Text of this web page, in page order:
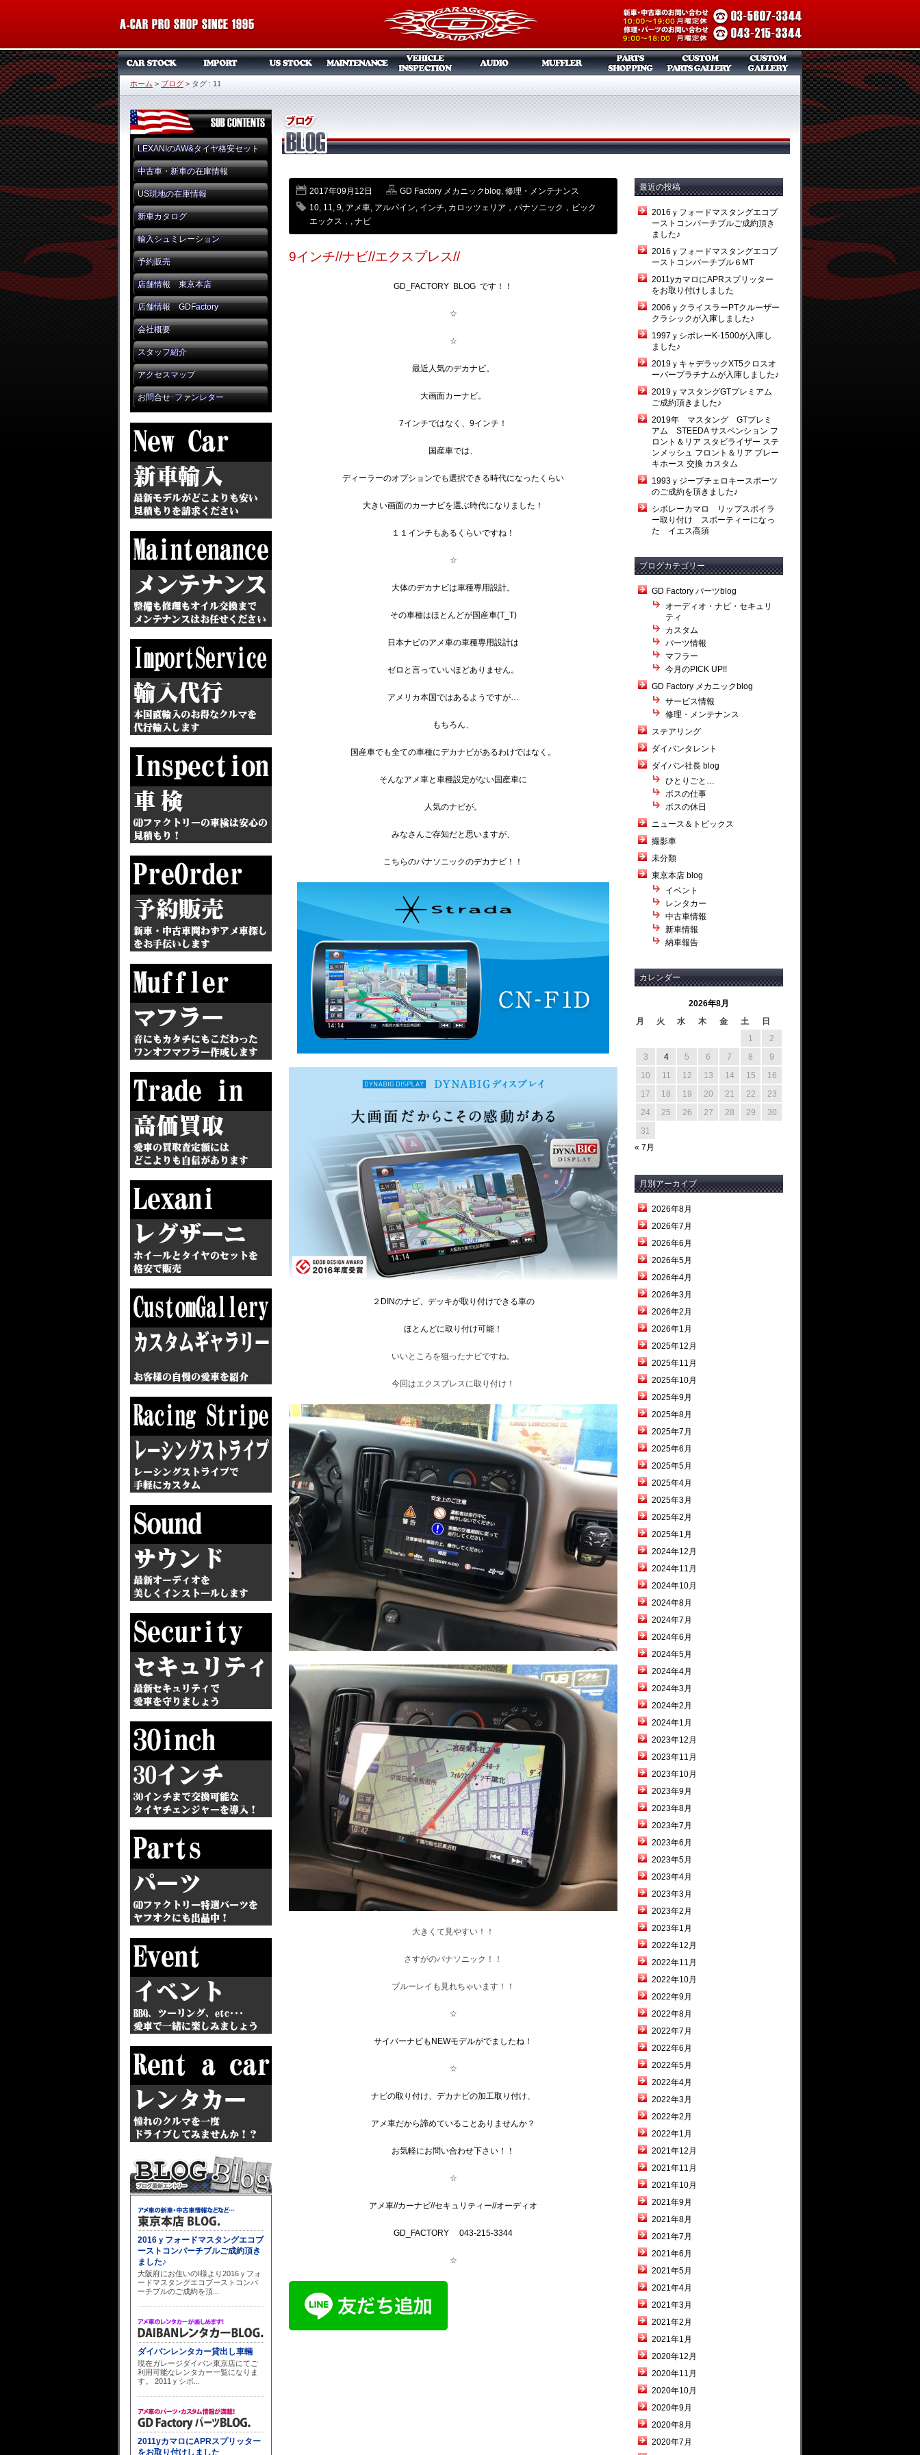
ホーム > ブログ > タグ : 11
LEXANIのAW&タイヤ格安セット
中古車・新車の在庫情報
US現地の在庫情報
新車カタログ
輸入シュミレーション
予約販売
店舗情報 東京本店
店舗情報 GDFactory
会社概要
スタッフ紹介
アクセスマップ
お問合せ･ファンレター
2017年09月12日 GD Factory メカニックblog, 修理・メンテナンス
10, 11, 9, アメ車, アルパイン, インチ, カロッツェリア，パナソニック，ビック
エックス， , ナビ
9インチ//ナビ//エクスプレス//
GD_FACTORY BLOG です！！
☆
☆
最近人気のデカナビ。
大画面カーナビ。
7インチではなく、9インチ！
国産車では、
ディーラーのオプションでも選択できる時代になったくらい
大きい画面のカーナビを選ぶ時代になりました！
１１インチもあるくらいですね！
☆
大体のデカナビは車種専用設計。
その車種はほとんどが国産車(T_T)
日本ナビのアメ車の車種専用設計は
ゼロと言っていいほどありません。
アメリカ本国ではあるようですが…
もちろん、
国産車でも全ての車種にデカナビがあるわけではなく。
そんなアメ車と車種設定がない国産車に
人気のナビが。
みなさんご存知だと思いますが、
こちらのパナソニックのデカナビ！！
２DINのナビ、デッキが取り付けできる車の
ほとんどに取り付け可能！
いいところを狙ったナビですね。
今回はエクスプレスに取り付け！
大きくて見やすい！！
さすがのパナソニック！！
ブルーレイも見れちゃいます！！
☆
サイバーナビもNEWモデルがでましたね！
☆
ナビの取り付け、デカナビの加工取り付け、
アメ車だから諦めていることありませんか？
お気軽にお問い合わせ下さい！！
☆
アメ車//カーナビ//セキュリティー//オーディオ
GD_FACTORY 043-215-3344
☆
最近の投稿
2016ｙフォードマスタングエコブ
ーストコンバーチブルご成約頂き
ました♪
2016ｙフォードマスタングエコブ
ーストコンバーチブル６MT
2011yカマロにAPRスプリッター
をお取り付けしました
2006ｙクライスラーPTクルーザー
クラシックが入庫しました♪
1997ｙシボレーK-1500が入庫し
ました♪
2019ｙキャデラックXT5クロスオ
ーバープラチナムが入庫しました♪
2019ｙマスタングGTプレミアム
ご成約頂きました♪
2019年 マスタング GTプレミ
アム STEEDA サスペンション フ
ロント＆リア スタビライザー ステ
ンメッシュ フロント＆リア ブレー
キホース 交換 カスタム
1993ｙジープチェロキースポーツ
のご成約を頂きました♪
シボレーカマロ リップスポイラ
ー取り付け スポーティーになっ
た イエス高須
ブログカテゴリー
GD Factory パーツblog
オーディオ・ナビ・セキュリ
ティ
カスタム
パーツ情報
マフラー
今月のPICK UP!!
GD Factory メカニックblog
サービス情報
修理・メンテナンス
ステアリング
ダイバンタレント
ダイバン社長 blog
ひとりごと…
ボスの仕事
ボスの休日
ニュース＆トピックス
撮影車
未分類
東京本店 blog
イベント
レンタカー
中古車情報
新車情報
納車報告
カレンダー
2026年8月
月
火 水 木 金 土
日
1
2
3
4 5 6 7 8
9
10
11 12 13 14 15
16
17
18 19 20 21 22
23
24
25 26 27 28 29
30
31
« 7月
月別アーカイブ
2026年8月
2026年7月
2026年6月
2026年5月
2026年4月
2026年3月
2026年2月
2026年1月
2025年12月
2025年11月
2025年10月
2025年9月
2025年8月
2025年7月
2025年6月
2025年5月
2025年4月
2025年3月
2025年2月
2025年1月
2024年12月
2024年11月
2024年10月
2024年8月
2024年7月
2024年6月
2024年5月
2024年4月
2024年3月
2024年2月
2024年1月
2023年12月
2023年11月
2023年10月
2023年9月
2023年8月
2023年7月
2023年6月
2023年5月
2023年4月
2023年3月
2023年2月
2023年1月
2022年12月
2022年11月
2022年10月
2022年9月
2022年8月
2022年7月
2022年6月
2022年5月
2022年4月
2022年3月
2022年2月
2022年1月
2021年12月
2021年11月
2021年10月
2021年9月
2021年8月
2021年7月
2021年6月
2021年5月
2021年4月
2021年3月
2021年2月
2021年1月
2020年12月
2020年11月
2020年10月
2020年9月
2020年8月
2020年7月